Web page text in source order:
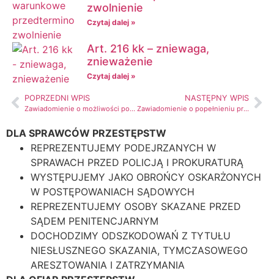
zwolnienie
Czytaj dalej »
Art. 216 kk – zniewaga,
znieważenie
Czytaj dalej »
POPRZEDNI WPIS
Zawiadomienie o możliwości popełnienia przestępstwa – wzór
NASTĘPNY WPIS
Zawiadomienie o popełnieniu przestępstwa
DLA SPRAWCÓW PRZESTĘPSTW
REPREZENTUJEMY PODEJRZANYCH W
SPRAWACH PRZED POLICJĄ I PROKURATURĄ
WYSTĘPUJEMY JAKO OBROŃCY OSKARŻONYCH
W POSTĘPOWANIACH SĄDOWYCH
REPREZENTUJEMY OSOBY SKAZANE PRZED
SĄDEM PENITENCJARNYM
DOCHODZIMY ODSZKODOWAŃ Z TYTUŁU
NIESŁUSZNEGO SKAZANIA, TYMCZASOWEGO
ARESZTOWANIA I ZATRZYMANIA